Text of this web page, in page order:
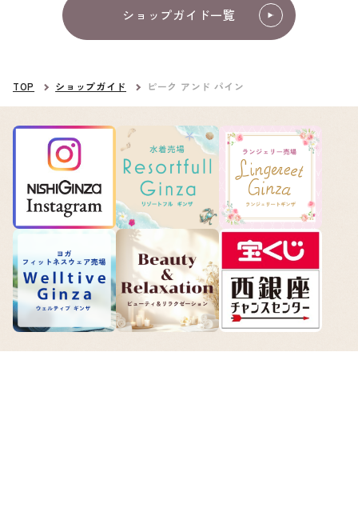
ショップガイド一覧
TOP ショップガイド ピーク アンド パイン